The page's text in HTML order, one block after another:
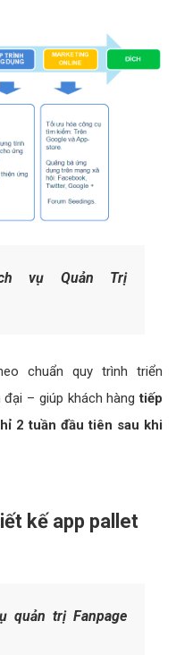
vụ Quản Trị
chuẩn quy trình triển
– giúp khách hàng tiếp
2 tuần đầu tiên sau khi
kế app pallet
quản trị Fanpage